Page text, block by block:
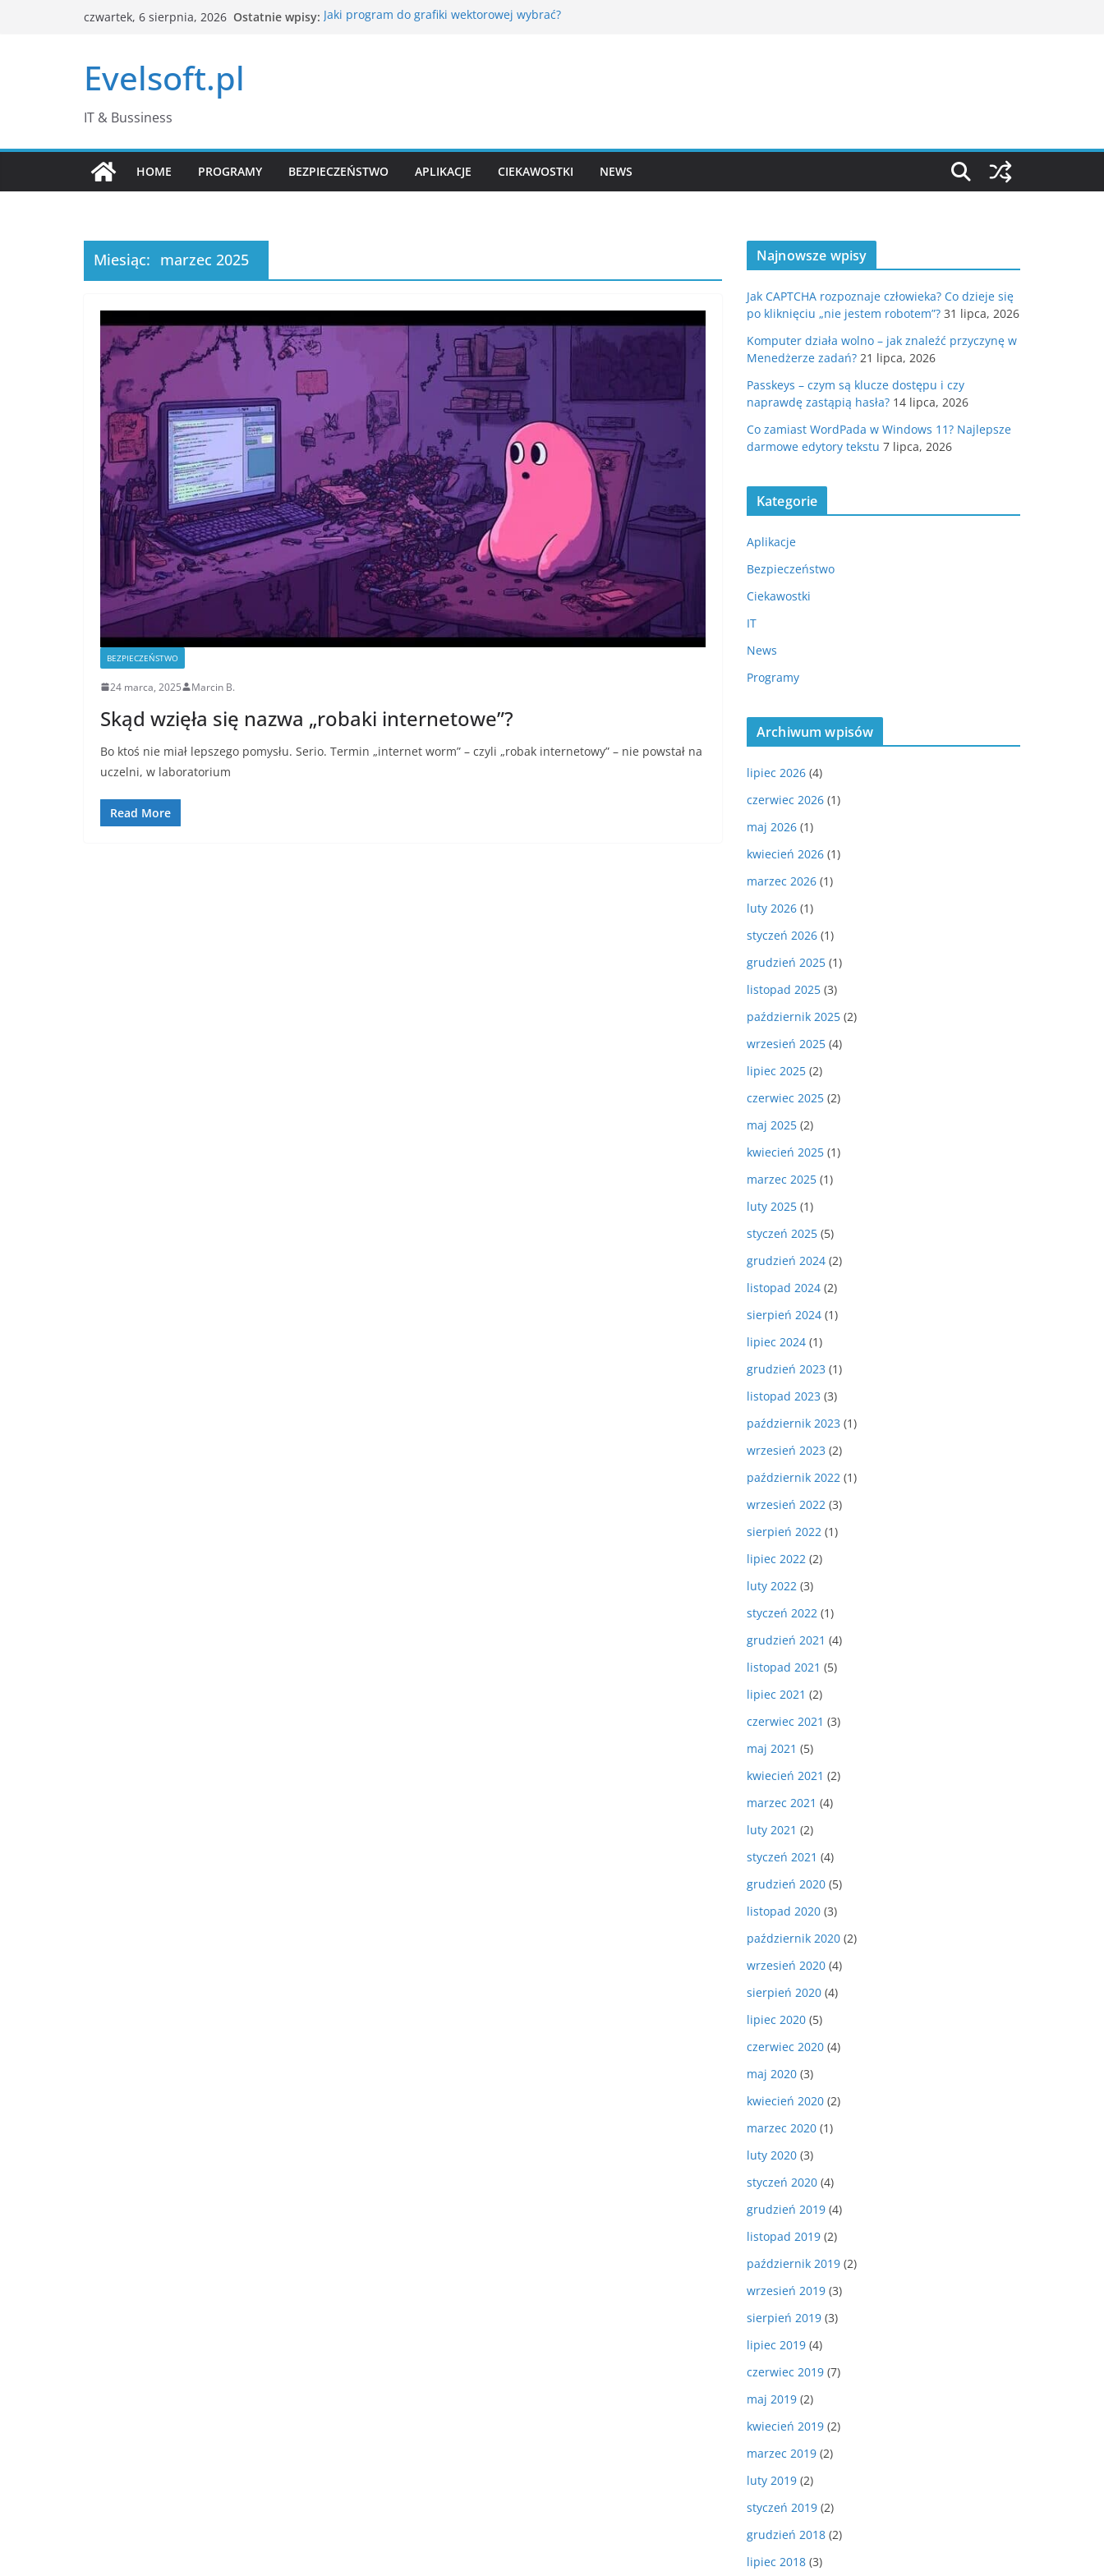
czwartek, 6 sierpnia, 2026 Ostatnie wpisy: Jaki program do grafiki wektorowej wybrać?
edytory tekstu
Evelsoft.pl
IT & Bussiness
HOME PROGRAMY BEZPIECZEŃSTWO APLIKACJE CIEKAWOSTKI NEWS
Miesiąc: marzec 2025
BEZPIECZEŃSTWO
24 marca, 2025 Marcin B.
Skąd wzięła się nazwa „robaki internetowe”?
Bo ktoś nie miał lepszego pomysłu. Serio. Termin „internet worm” – czyli „robak internetowy” – nie powstał na
uczelni, w laboratorium
Read More
Najnowsze wpisy
Jak CAPTCHA rozpoznaje człowieka? Co dzieje się
po kliknięciu „nie jestem robotem”? 31 lipca, 2026
Komputer działa wolno – jak znaleźć przyczynę w
Menedżerze zadań? 21 lipca, 2026
Passkeys – czym są klucze dostępu i czy
naprawdę zastąpią hasła? 14 lipca, 2026
Co zamiast WordPada w Windows 11? Najlepsze
darmowe edytory tekstu 7 lipca, 2026
Kategorie
Aplikacje
Bezpieczeństwo
Ciekawostki
IT
News
Programy
Archiwum wpisów
lipiec 2026 (4)
czerwiec 2026 (1)
maj 2026 (1)
kwiecień 2026 (1)
marzec 2026 (1)
luty 2026 (1)
styczeń 2026 (1)
grudzień 2025 (1)
listopad 2025 (3)
październik 2025 (2)
wrzesień 2025 (4)
lipiec 2025 (2)
czerwiec 2025 (2)
maj 2025 (2)
kwiecień 2025 (1)
marzec 2025 (1)
luty 2025 (1)
styczeń 2025 (5)
grudzień 2024 (2)
listopad 2024 (2)
sierpień 2024 (1)
lipiec 2024 (1)
grudzień 2023 (1)
listopad 2023 (3)
październik 2023 (1)
wrzesień 2023 (2)
październik 2022 (1)
wrzesień 2022 (3)
sierpień 2022 (1)
lipiec 2022 (2)
luty 2022 (3)
styczeń 2022 (1)
grudzień 2021 (4)
listopad 2021 (5)
lipiec 2021 (2)
czerwiec 2021 (3)
maj 2021 (5)
kwiecień 2021 (2)
marzec 2021 (4)
luty 2021 (2)
styczeń 2021 (4)
grudzień 2020 (5)
listopad 2020 (3)
październik 2020 (2)
wrzesień 2020 (4)
sierpień 2020 (4)
lipiec 2020 (5)
czerwiec 2020 (4)
maj 2020 (3)
kwiecień 2020 (2)
marzec 2020 (1)
luty 2020 (3)
styczeń 2020 (4)
grudzień 2019 (4)
listopad 2019 (2)
październik 2019 (2)
wrzesień 2019 (3)
sierpień 2019 (3)
lipiec 2019 (4)
czerwiec 2019 (7)
maj 2019 (2)
kwiecień 2019 (2)
marzec 2019 (2)
luty 2019 (2)
styczeń 2019 (2)
grudzień 2018 (2)
lipiec 2018 (3)